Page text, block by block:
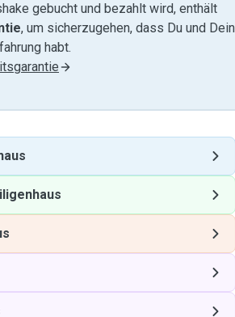
gebucht und bezahlt wird, enthält
, um sicherzugehen, dass Du und Dein
habt.